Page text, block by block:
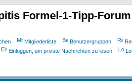
Formel-1-Tipp-Forum
Mitgliederliste Benutzergruppen
Einloggen, um private Nachrichten zu lesen